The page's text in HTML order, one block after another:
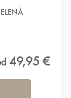
49,95 €